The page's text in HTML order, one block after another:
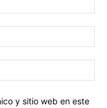
y sitio web en este